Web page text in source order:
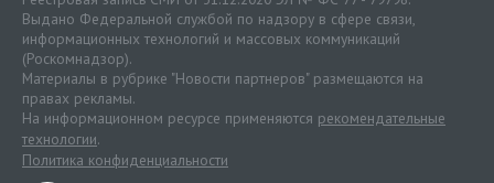
Выдано Федеральной службой по надзору в сфере связи,
информационных технологий и массовых коммуникаций
(Роскомнадзор).
Материалы в рубрике "Новости партнеров" размещаются на
правах рекламы.
На информационном ресурсе применяются рекомендательные
технологии.
Политика конфиденциальности